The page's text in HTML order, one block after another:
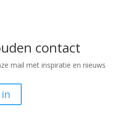
contact
mail met inspiratie en nieuws